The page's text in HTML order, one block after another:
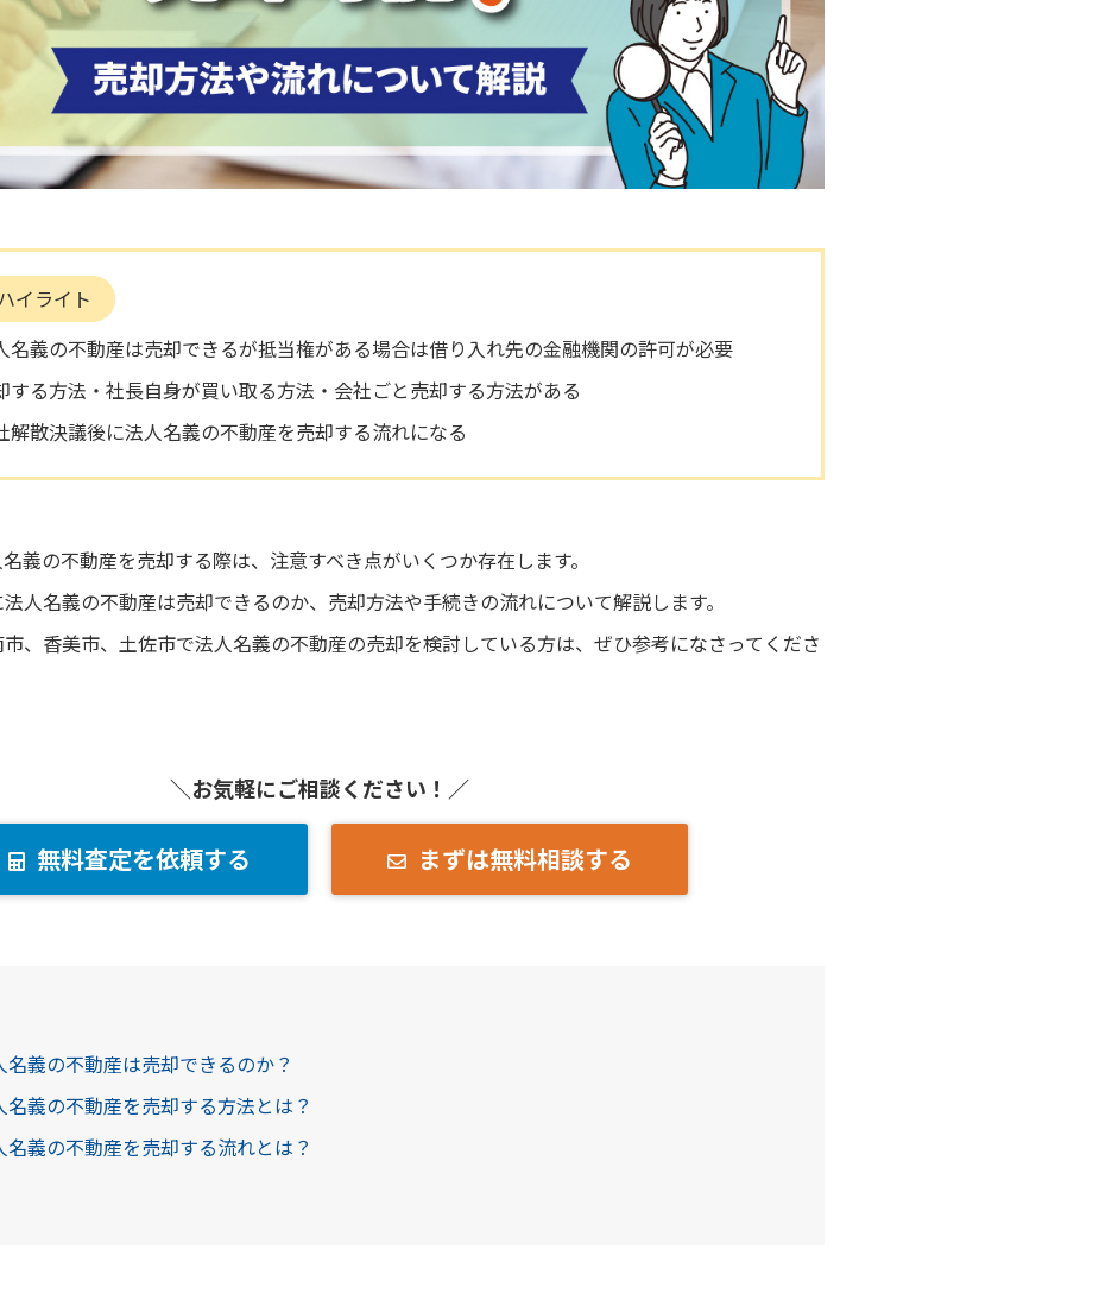
イライト
義の不動産は売却できるが抵当権がある場合は借り入れ先の金融機関の許可が必要
る方法・社長自身が買い取る方法・会社ごと売却する方法がある
散決議後に法人名義の不動産を売却する流れになる
義の不動産を売却する際は、注意すべき点がいくつか存在します。
人名義の不動産は売却できるのか、売却方法や手続きの流れについて解説します。
、香美市、土佐市で法人名義の不動産の売却を検討している方は、ぜひ参考になさってくださ
＼お気軽にご相談ください！／
無料査定を依頼する まずは無料相談する
名義の不動産は売却できるのか？
名義の不動産を売却する方法とは？
義の不動産を売却する流れとは？